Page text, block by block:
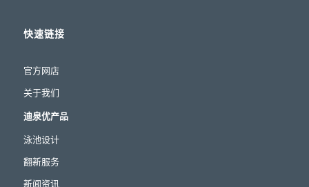
快速链接
官方网店
关于我们
迪泉优产品
泳池设计
翻新服务
新闻资讯